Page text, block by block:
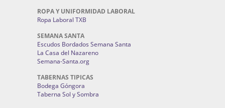
ROPA Y UNIFORMIDAD LABORAL
Ropa Laboral TXB
SEMANA SANTA
Escudos Bordados Semana Santa
La Casa del Nazareno
Semana-Santa.org
TABERNAS TIPICAS
Bodega Góngora
Taberna Sol y Sombra